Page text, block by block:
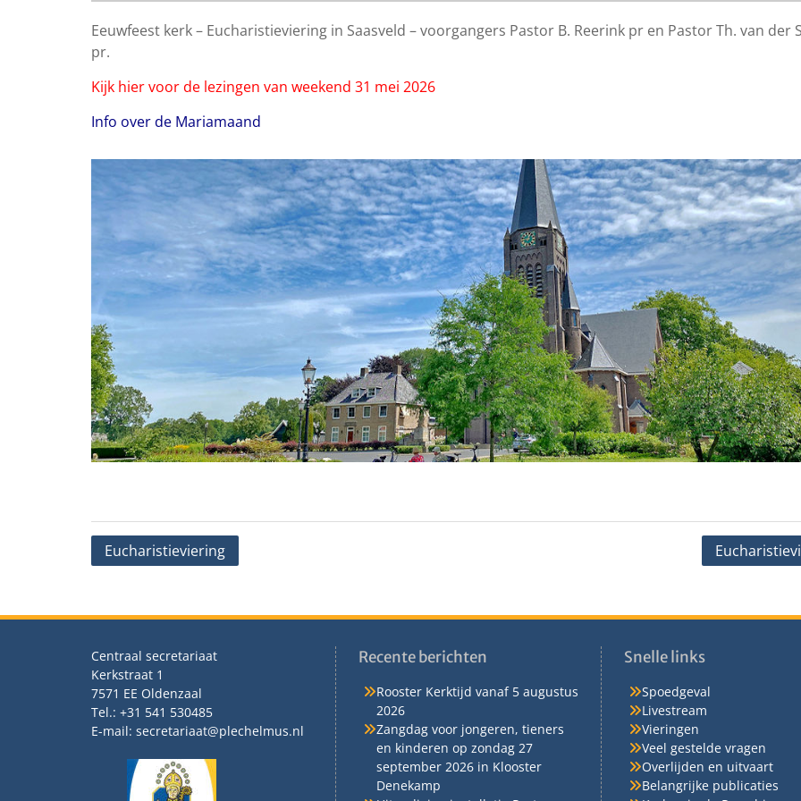
Eeuwfeest kerk – Eucharistieviering in Saasveld – voorgangers Pastor B. Reerink pr en Pastor Th. van der
pr.
Kijk hier voor de lezingen van weekend 31 mei 2026
Info over de Mariamaand
Bericht
Eucharistieviering
Centraal secretariaat
Kerkstraat 1
7571 EE Oldenzaal
Tel.: +31 541 530485
E-mail: secretariaat@plechelmus.nl
Recente berichten
Rooster Kerktijd vanaf 5 augustus
2026
Zangdag voor jongeren, tieners
en kinderen op zondag 27
september 2026 in Klooster
Denekamp
Snelle links
Spoedgeval
Livestream
Vieringen
Veel gestelde vragen
Overlijden en uitvaart
Belangrijke publicaties